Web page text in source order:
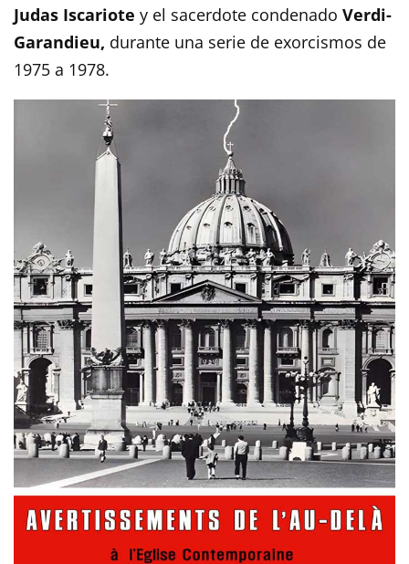
Judas Iscariote y el sacerdote condenado Verdi-
Garandieu, durante una serie de exorcismos de
1975 a 1978.